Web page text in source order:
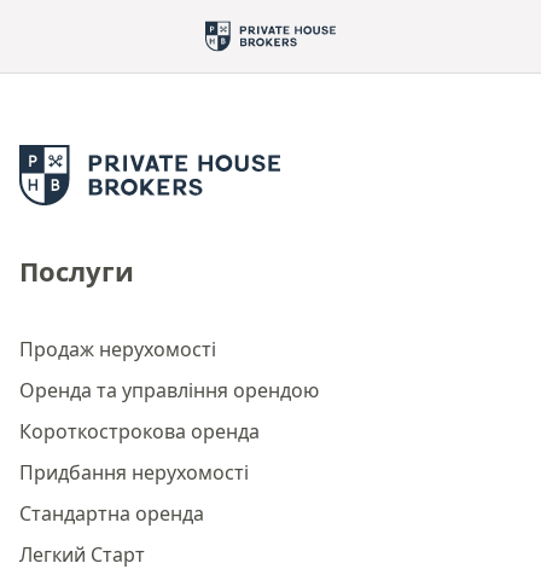
Послуги
Продаж нерухомості
Оренда та управління орендою
Короткострокова оренда
Придбання нерухомості
Стандартна оренда
Легкий Старт